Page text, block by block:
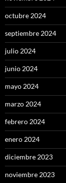
octubre 2024
septiembre 2024
julio 2024
junio 2024
mayo 2024
marzo 2024
febrero 2024
enero 2024
diciembre 2023
noviembre 2023